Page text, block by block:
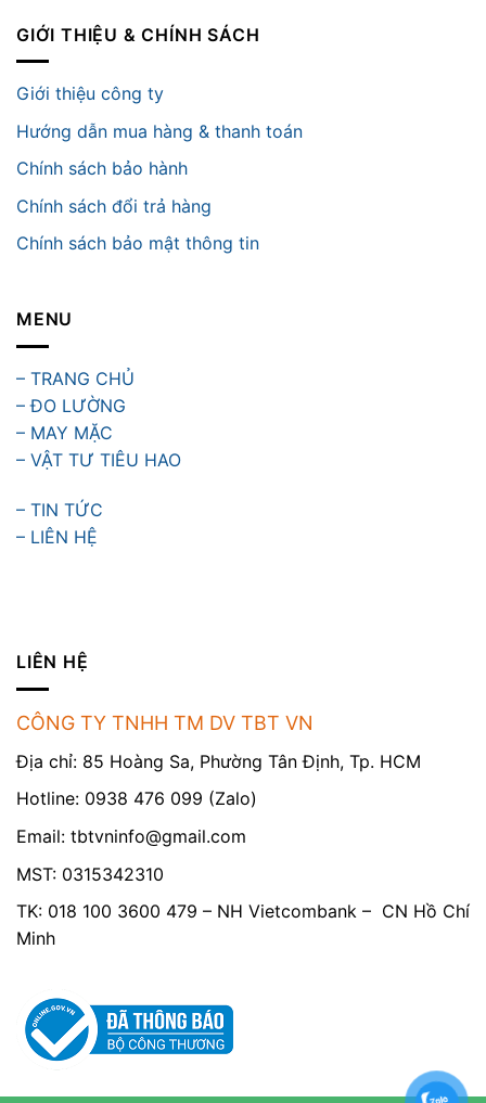
GIỚI THIỆU & CHÍNH SÁCH
Giới thiệu công ty
Hướng dẫn mua hàng & thanh toán
Chính sách bảo hành
Chính sách đổi trả hàng
Chính sách bảo mật thông tin
MENU
– TRANG CHỦ
– ĐO LƯỜNG
– MAY MẶC
– VẬT TƯ TIÊU HAO
– TIN TỨC
– LIÊN HỆ
LIÊN HỆ
CÔNG TY TNHH TM DV TBT VN
Địa chỉ: 85 Hoàng Sa, Phường Tân Định, Tp. HCM
Hotline: 0938 476 099 (Zalo)
Email: tbtvninfo@gmail.com
MST: 0315342310
TK: 018 100 3600 479 – NH Vietcombank – CN Hồ Chí
Minh